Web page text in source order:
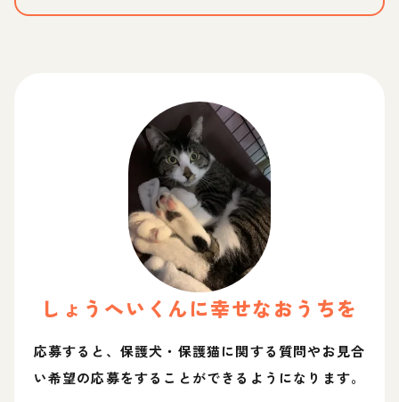
しょうへい くんに幸せなおうちを
応募すると、保護犬・保護猫に関する質問やお見合
い希望の応募をすることができるようになります。